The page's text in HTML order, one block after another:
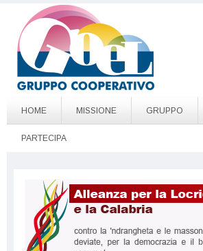
Salta al contenuto principale
Go to page top
HOME MISSIONE GRUPPO
PARTECIPA